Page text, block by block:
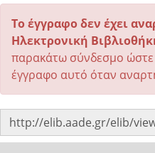
Το έγγραφο δεν έχει
Ηλεκτρονική
παρακάτω σύνδεσμο
έγγραφο αυτό όταν